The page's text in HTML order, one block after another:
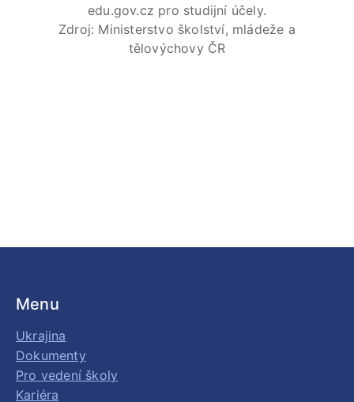
edu.gov.cz pro studijní účely.
Zdroj: Ministerstvo školství, mládeže a
tělovýchovy ČR
Menu
Ukrajina
Dokumenty
Pro vedení školy
Kariéra